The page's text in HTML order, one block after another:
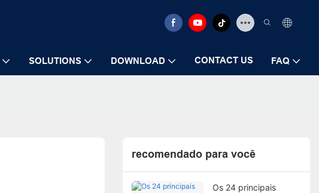
SOLUTIONS DOWNLOAD CONTACT US FAQ
recomendado para você
Os 24 principais